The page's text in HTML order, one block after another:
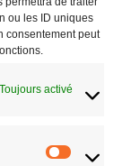
ou les ID uniques
consentement peut
Toujours activé
souhaits